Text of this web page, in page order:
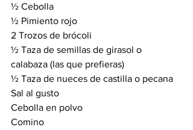
½ Cebolla
½ Pimiento rojo
2 Trozos de brócoli
½ Taza de semillas de girasol o
calabaza (las que prefieras)
½ Taza de nueces de castilla o pecana
Sal al gusto
Cebolla en polvo
Comino